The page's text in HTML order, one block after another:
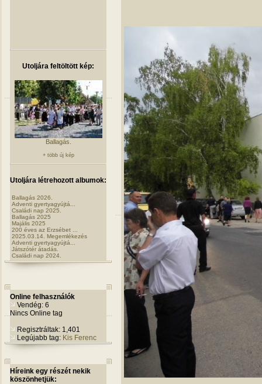
Utoljára feltöltött kép:
Ballagás.
+ több új kép
Utoljára létrehozott albumok:
Ballagás 2026.
Adventi gyertyagyújtá...
Családi nap 2025.
Ballagás 2025
Majális 2025
200 éves az Erzsébet ...
2025.03.14. Megemlékezés
Adventi gyertyagyújtá...
Játszótér átadás.
Családi nap 2024.
Online felhasználók
Vendég: 6
Nincs Online tag
Regisztráltak: 1,401
Legújabb tag: Kis Ferenc
Híreink egy részét nekik
köszönhetjük: